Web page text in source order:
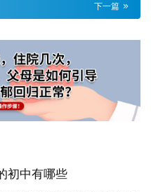
下一篇
初中有哪些